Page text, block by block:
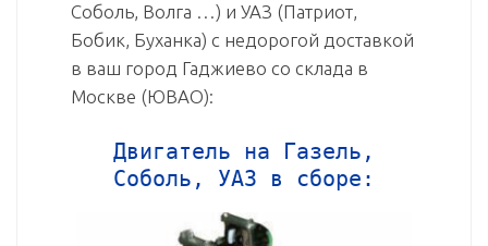
Соболь, Волга …) и УАЗ (Патриот,
Бобик, Буханка) с недорогой доставкой
в ваш город Гаджиево со склада в
Москве (ЮВАО):
Двигатель на Газель,
Соболь, УАЗ в сборе: